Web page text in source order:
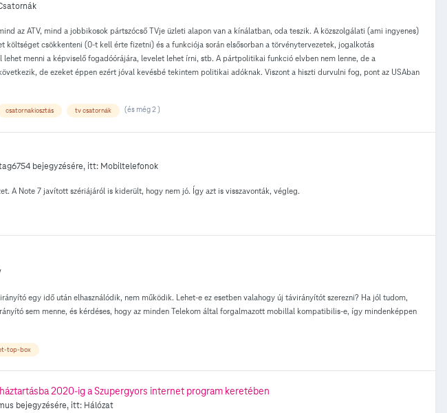
az ATV, mind a jobbikosok pártszócső TVje üzleti alapon van a kínálatban, oda teszik. A közszolgálati (ami ingyenes)
költséget csökkenteni (0-t kell érte fizetni) és a funkciója során elsősorban a törvénytervezetek, jogalkotás
lehet menni a képviselő fogadóórájára, levelet lehet írni, stb. A pártpolitikai funkció elvben nem lenne, de a
de ezeket éppen ezért jóval kevésbé tekintem politikai adóknak. Viszont a hiszti durvulni fog, pont az USAban
csatornakiosztás tv csatornák (és még 2 )
bejegyzésére, itt: Mobiltelefonok
A Note 7 javított szériájáról is kiderült, hogy nem jó. Így azt is visszavonták, végleg.
egy idő után elhasználódik, nem működik. Lehet-e ez esetben valahogy új távirányítót szerezni? Ha jól tudom,
sem menne, és kérdéses, hogy az minden Telekom által forgalmazott mobillal kompatibilis-e, így mindenképpen
top-box
2020-ig a Szupergyors internet program keretében
bejegyzésére, itt: Hálózat